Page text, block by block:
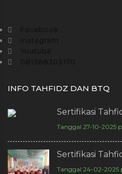
INFO TAHFIDZ DAN BTQ
Sertifikasi
Tanggal 27-10-2025
Sertifikasi
Tanggal 24-02-2025